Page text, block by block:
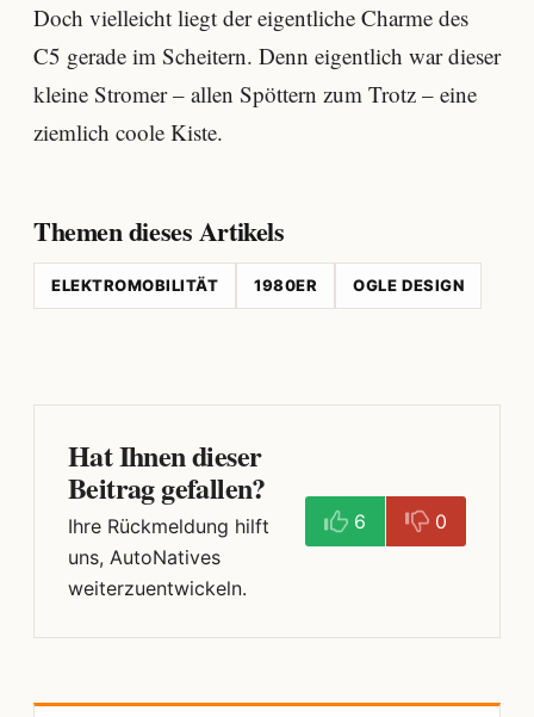
Doch vielleicht liegt der eigentliche Charme des
C5 gerade im Scheitern. Denn eigentlich war dieser
kleine Stromer – allen Spöttern zum Trotz – eine
ziemlich coole Kiste.
Themen dieses Artikels
ELEKTROMOBILITÄT 1980ER OGLE DESIGN
Hat Ihnen dieser
Beitrag gefallen?
Ihre Rückmeldung hilft
uns, AutoNatives
weiterzuentwickeln.
6 0